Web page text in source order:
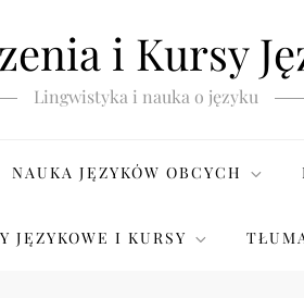
i Kursy
Lingwistyka i nauka o języku
NAUKA JĘZYKÓW OBCYCH
JĘZYKOWE I KURSY